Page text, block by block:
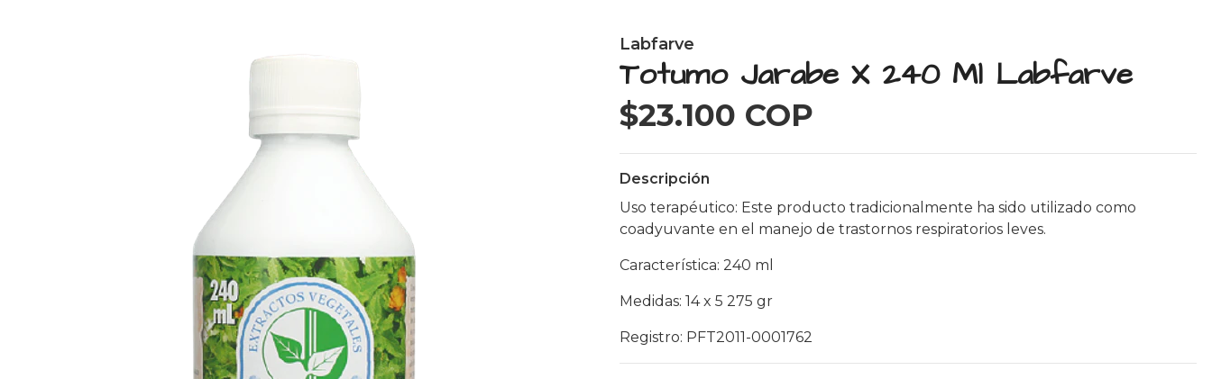
Labfarve
Totumo Jarabe X 240 Ml Labfarve
$23.100 COP
Descripción
Uso terapéutico: Este producto tradicionalmente ha sido utilizado como
coadyuvante en el manejo de trastornos respiratorios leves.
Característica: 240 ml
Medidas: 14 x 5 275 gr
Registro: PFT2011-0001762